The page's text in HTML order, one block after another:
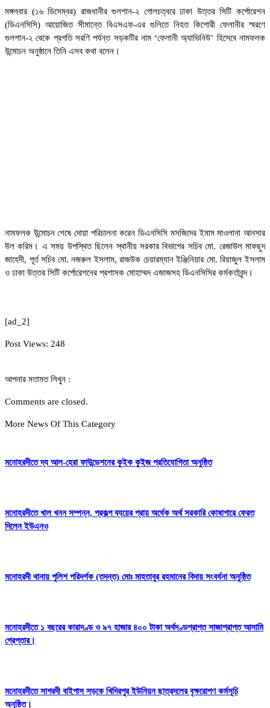
মঙ্গলবার (১৬ ডিসেম্বর) রাজধানীর গুলশান-২ গোলচত্বরে ঢাকা উত্তর সিটি কর্পোরেশন
(ডিএনসিসি) আয়োজিত সীমান্তে বিএসএফ-এর গুলিতে নিহত কিশোরী ফেলানীর স্মরণে
গুলশান-২ থেকে প্রগতি সরণি পর্যন্ত সড়কটির নাম ‘ফেলানী অ্যাভিনিউ’ হিসেবে নামফলক
উন্মোচন অনুষ্ঠানে তিনি এসব কথা বলেন।
নামফলক উন্মোচন শেষে দোয়া পরিচালনা করেন ডিএনসিসি মসজিদের ইমাম মাওলানা আনসার
উল করিম। এ সময় উপস্থিত ছিলেন স্থানীয় সরকার বিভাগের সচিব মো. রেজাউল মাকছুদ
জাহেদী, পূর্ত সচিব মো. নজরুল ইসলাম, রাজউক চেয়ারম্যান ইঞ্জিনিয়ার মো. রিয়াজুল ইসলাম
ও ঢাকা উত্তর সিটি কর্পোরেশনের প্রশাসক মোহাম্মদ এজাজসহ ডিএনসিসির কর্মকর্তাবৃন্দ।
[ad_2]
Post Views: 248
আপনার মতামত লিখুন :
Comments are closed.
More News Of This Category
মনোহরদীতে দ্য আল-হেরা ফাউন্ডেশনের কুইক কুইজ প্রতিযোগিতা অনুষ্ঠিত
মনোহরদীতে খাল খনন সম্পন্ন, প্রকল্প ব্যয়ের প্রায় অর্ধেক অর্থ সরকারি কোষাগারে ফেরত
দিলেন ইউএনও
মনোহরদী থানায় পুলিশ পরিদর্শক (তদন্ত) মোঃ মাহতাবুর রহমানের বিদায় সংবর্ধনা অনুষ্ঠিত
মনোহরদীতে ১ বছরের কারাদণ্ড ও ৯৭ হাজার ৪০০ টাকা অর্থদণ্ডপ্রাপ্ত সাজাপ্রাপ্ত আসামি
গ্রেপ্তার।
মনোহরদীতে সাগরদী বাইপাস সড়কে খিদিরপুর ইউনিয়ন ছাত্রদলের বৃক্ষরোপণ কর্মসূচি
অনুষ্ঠিত।